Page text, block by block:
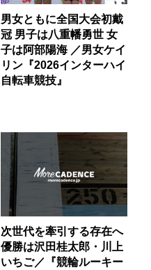
男女ともに全国大会初戴
冠 男子は八重幡勇世 女
子は阿部陽海 ／男女ケイ
リン『2026インターハイ
自転車競技』
次世代を牽引する存在へ
優勝は沢田桂太郎・川上
いちご／『競輪ルーキー